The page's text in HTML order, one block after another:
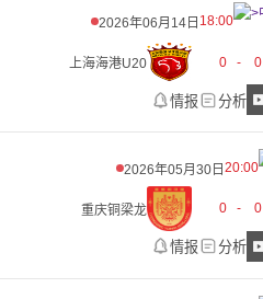
2026年06月14日 18:00
上海海港U20 0 - 0
情报 分析
2026年05月30日 20:00
重庆铜梁龙 0 - 0
情报 分析